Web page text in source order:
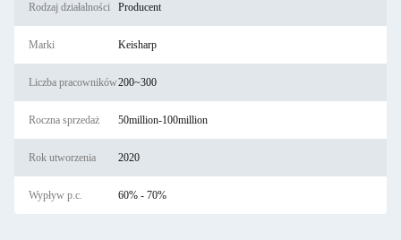
Rodzaj działalności Producent
Marki Keisharp
Liczba pracowników200~300
Roczna sprzedaż 50million-100million
Rok utworzenia 2020
Wypływ p.c. 60% - 70%